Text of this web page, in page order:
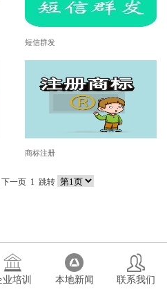
短信群发
商标注册
一页 1 跳转
业培训 本地新闻 联系我们